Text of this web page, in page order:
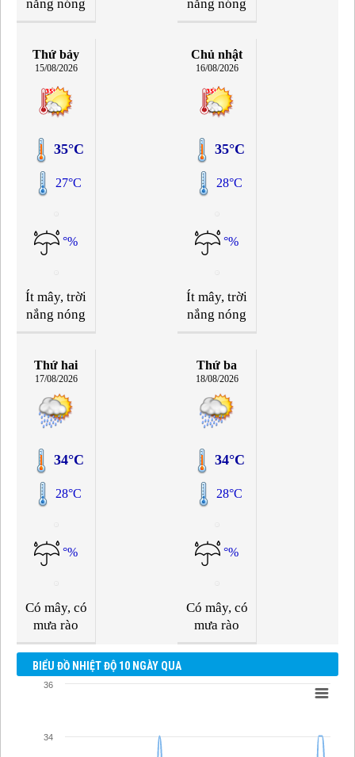
nắng nóng nắng nóng
Thứ bảy
15/08/2026
35°C
27°C
°%
Ít mây, trời
nắng nóng
Chủ nhật
16/08/2026
35°C
28°C
°%
Ít mây, trời
nắng nóng
Thứ hai
17/08/2026
34°C
28°C
°%
Có mây, có
mưa rào
Thứ ba
18/08/2026
34°C
28°C
°%
Có mây, có
mưa rào
BIỂU ĐỒ NHIỆT ĐỘ 10 NGÀY QUA
34
36